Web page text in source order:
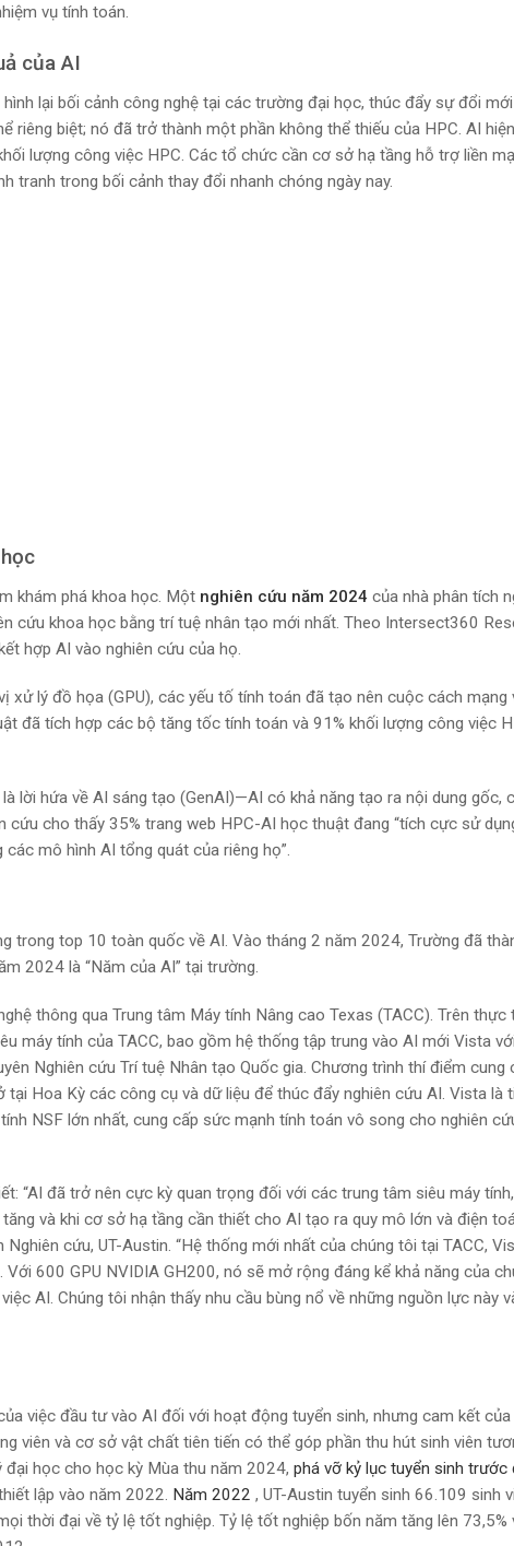
vụ tính toán.
của AI
lại bối cảnh công nghệ tại các trường đại học, thúc đẩy sự đổi
biệt; nó đã trở thành một phần không thể thiếu của HPC. AI
lượng công việc HPC. Các tổ chức cần cơ sở hạ tầng hỗ trợ liền
tranh trong bối cảnh thay đổi nhanh chóng ngày nay.
khám phá khoa học. Một nghiên cứu năm 2024 của nhà phân tích
cứu khoa học bằng trí tuệ nhân tạo mới nhất. Theo Intersect360
hợp AI vào nghiên cứu của họ.
xử lý đồ họa (GPU), các yếu tố tính toán đã tạo nên cuộc cách mạng
đã tích hợp các bộ tăng tốc tính toán và 91% khối lượng công việc
lời hứa về AI sáng tạo (GenAI)—AI có khả năng tạo ra nội dung gốc,
cứu cho thấy 35% trang web HPC-AI học thuật đang “tích cực sử
mô hình AI tổng quát của riêng họ”.
trong top 10 toàn quốc về AI. Vào tháng 2 năm 2024, Trường đã
2024 là “Năm của AI” tại trường.
thông qua Trung tâm Máy tính Nâng cao Texas (TACC). Trên thực
máy tính của TACC, bao gồm hệ thống tập trung vào AI mới Vista
Nghiên cứu Trí tuệ Nhân tạo Quốc gia. Chương trình thí điểm cung
Hoa Kỳ các công cụ và dữ liệu để thúc đẩy nghiên cứu AI. Vista là
NSF lớn nhất, cung cấp sức mạnh tính toán vô song cho nghiên
“AI đã trở nên cực kỳ quan trọng đối với các trung tâm siêu máy
và khi cơ sở hạ tầng cần thiết cho AI tạo ra quy mô lớn và điện
cứu, UT-Austin. “Hệ thống mới nhất của chúng tôi tại TACC,
600 GPU NVIDIA GH200, nó sẽ mở rộng đáng kể khả năng của
AI. Chúng tôi nhận thấy nhu cầu bùng nổ về những nguồn lực này
việc đầu tư vào AI đối với hoạt động tuyển sinh, nhưng cam kết của
viên và cơ sở vật chất tiên tiến có thể góp phần thu hút sinh viên
học cho học kỳ Mùa thu năm 2024, phá vỡ kỷ lục tuyển sinh trước
lập vào năm 2022. Năm 2022 , UT-Austin tuyển sinh 66.109 sinh
thời đại về tỷ lệ tốt nghiệp. Tỷ lệ tốt nghiệp bốn năm tăng lên 73,5%